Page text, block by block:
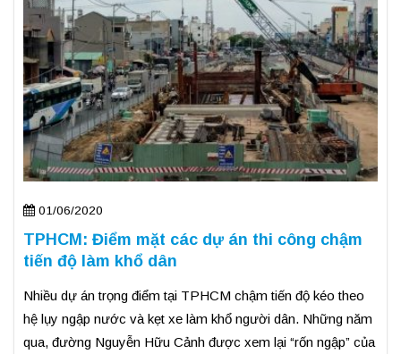
01/06/2020
TPHCM: Điểm mặt các dự án thi công chậm
tiến độ làm khổ dân
Nhiều dự án trọng điểm tại TPHCM chậm tiến độ kéo theo
hệ lụy ngập nước và kẹt xe làm khổ người dân. Những năm
qua, đường Nguyễn Hữu Cảnh được xem lại “rốn ngập” của